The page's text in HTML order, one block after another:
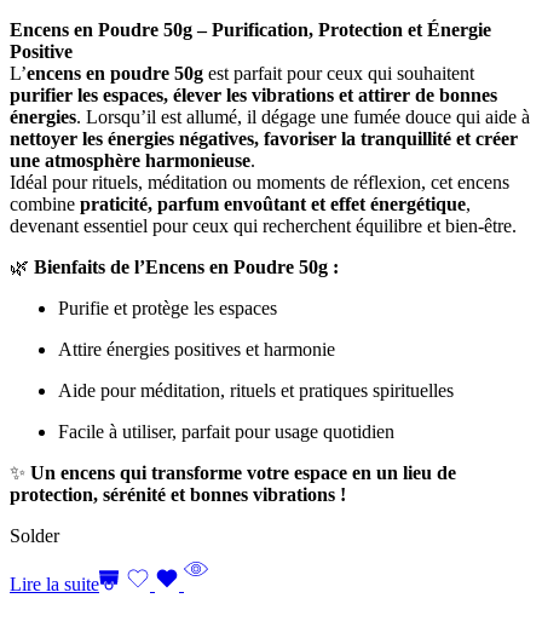
Encens en Poudre 50g – Purification, Protection et Énergie
Positive
L’encens en poudre 50g est parfait pour ceux qui souhaitent
purifier les espaces, élever les vibrations et attirer de bonnes
énergies. Lorsqu’il est allumé, il dégage une fumée douce qui aide à
nettoyer les énergies négatives, favoriser la tranquillité et créer
une atmosphère harmonieuse.
Idéal pour rituels, méditation ou moments de réflexion, cet encens
combine praticité, parfum envoûtant et effet énergétique,
devenant essentiel pour ceux qui recherchent équilibre et bien-être.
🌿 Bienfaits de l’Encens en Poudre 50g :
Purifie et protège les espaces
Attire énergies positives et harmonie
Aide pour méditation, rituels et pratiques spirituelles
Facile à utiliser, parfait pour usage quotidien
✨ Un encens qui transforme votre espace en un lieu de
protection, sérénité et bonnes vibrations !
Solder
Lire la suite